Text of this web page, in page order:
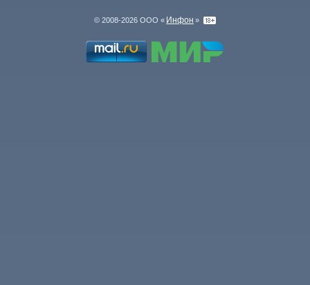
© 2008-2026 ООО « Инфон »